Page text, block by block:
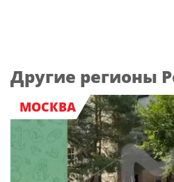
Другие регионы
МОСКВА